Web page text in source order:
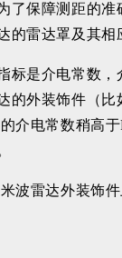
了保障测距的
的雷达罩及其
标是介电常数
外装饰件（
介电常数稍高
波雷达外装饰件